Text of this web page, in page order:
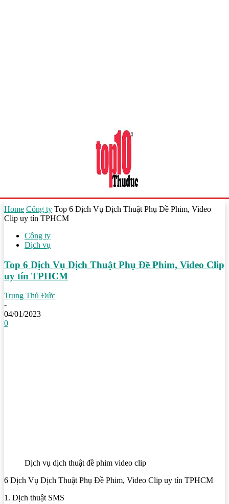
Home Công ty Top 6 Dịch Vụ Dịch Thuật Phụ Đề Phim, Video
Clip uy tín TPHCM
Công ty
Dịch vụ
Top 6 Dịch Vụ Dịch Thuật Phụ Đề Phim, Video Clip
uy tín TPHCM
Trung Thủ Đức
-
04/01/2023
0
Dịch vụ dịch thuật đề phim video clip
6 Dịch Vụ Dịch Thuật Phụ Đề Phim, Video Clip uy tín TPHCM
1. Dịch thuật SMS